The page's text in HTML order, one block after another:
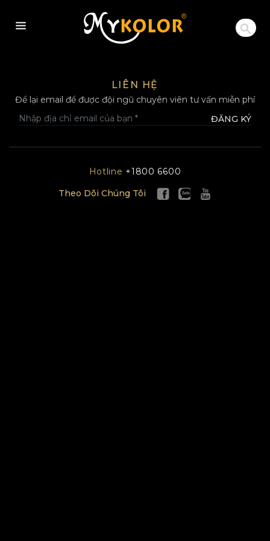
MYKOLOR
LIÊN HỆ
Để lại email để được đội ngũ chuyên viên tư vấn miễn phí
ĐĂNG KÝ
Hotline +1800 6600
Theo Dõi Chúng Tôi